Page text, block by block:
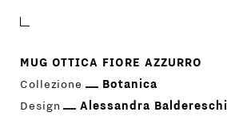
MUG OTTICA FIORE AZZURRO
Collezione
Botanica
Design
Alessandra Baldereschi